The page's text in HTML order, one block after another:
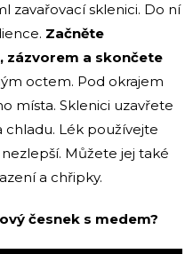
zavařovací sklenici. Do ní
Začněte
zázvorem a skončete
octem. Pod okrajem
místa. Sklenici uzavřete
chladu. Lék používejte
Můžete jej také
a chřipky.
česnek s medem?